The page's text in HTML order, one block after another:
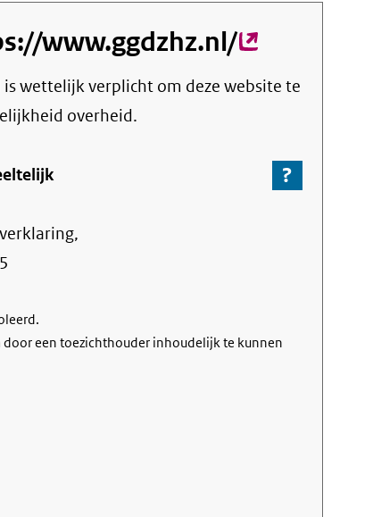
www.ggdzhz.nl/(externe
link)
is wettelijk verplicht om deze website te
overheid.
?
Ga
door een toezichthouder inhoudelijk te kunnen